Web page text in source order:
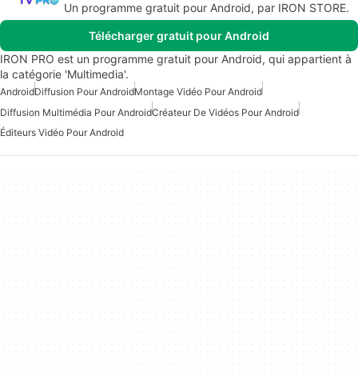
Un programme gratuit pour Android, par IRON STORE.
Télécharger gratuit pour Android
IRON PRO est un programme gratuit pour Android, qui appartient à
la catégorie 'Multimedia'.
AndroidDiffusion Pour AndroidMontage Vidéo Pour Android
Diffusion Multimédia Pour AndroidCréateur De Vidéos Pour Android
Éditeurs Vidéo Pour Android